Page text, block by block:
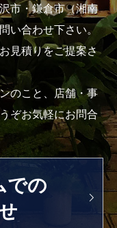
市・鎌倉市（湘南
い合わせ下さい。
見積りをご提案さ
のこと、店舗・事
ぞお気軽にお問合
での